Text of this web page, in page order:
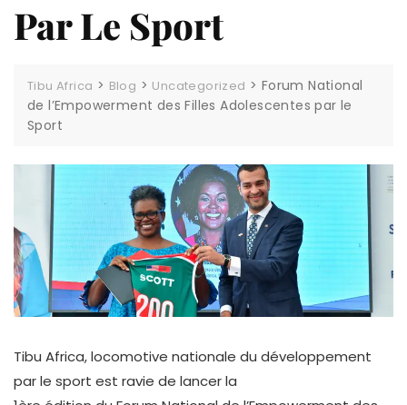
Par Le Sport
Tibu Africa > Blog > Uncategorized > Forum National
de l’Empowerment des Filles Adolescentes par le
Sport
Tibu Africa, locomotive nationale du développement
par le sport est ravie de lancer la